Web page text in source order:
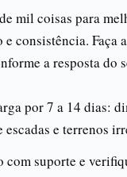
mil coisas para
consistência. Faça
a resposta do
por 7 a 14 dias:
escadas e terrenos
com suporte e